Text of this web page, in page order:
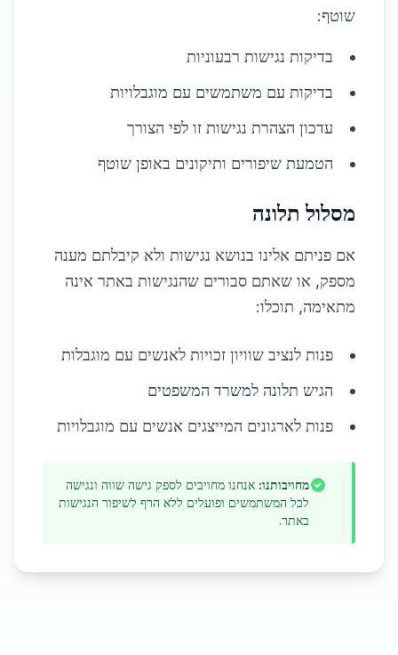
שוטף:
בדיקות נגישות רבעוניות
בדיקות עם משתמשים עם מוגבלויות
עדכון הצהרת נגישות זו לפי הצורך
הטמעת שיפורים ותיקונים באופן שוטף
מסלול תלונה
אם פניתם אלינו בנושא נגישות ולא קיבלתם מענה
מספק, או שאתם סבורים שהנגישות באתר אינה
מתאימה, תוכלו:
פנות לנציב שוויון זכויות לאנשים עם מוגבלות
הגיש תלונה למשרד המשפטים
פנות לארגונים המייצגים אנשים עם מוגבלויות
מחויבותנו: אנחנו מחויבים לספק גישה שווה ונגישה
לכל המשתמשים ופועלים ללא הרף לשיפור הנגישות
באתר.